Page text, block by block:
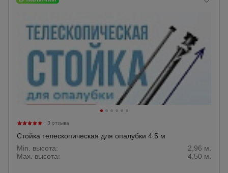
3 отзыва
Стойка телескопическая для опалубки 4.5 м
Min. высота:
2,96 м.
Max. высота:
4,50 м.